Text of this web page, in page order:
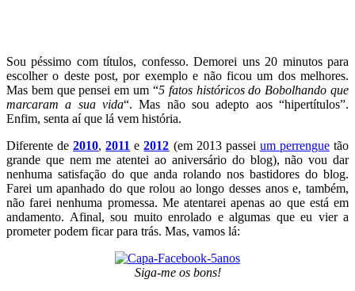
Sou péssimo com títulos, confesso. Demorei uns 20 minutos para
escolher o deste post, por exemplo e não ficou um dos melhores.
Mas bem que pensei em um “5 fatos históricos do Bobolhando que
marcaram a sua vida“. Mas não sou adepto aos “hipertítulos”.
Enfim, senta aí que lá vem história.
Diferente de2010,2011 e2012 (em 2013 passei um perrenguetão
grande que nem me atentei ao aniversário do blog), não vou dar
nenhuma satisfação do que anda rolando nos bastidores do blog.
Farei um apanhado do que rolou ao longo desses anos e, também,
não farei nenhuma promessa. Me atentarei apenas ao que está em
andamento. Afinal, sou muito enrolado e algumas que eu vier a
prometer podem ficar para trás. Mas, vamos lá:
Siga-me os bons!